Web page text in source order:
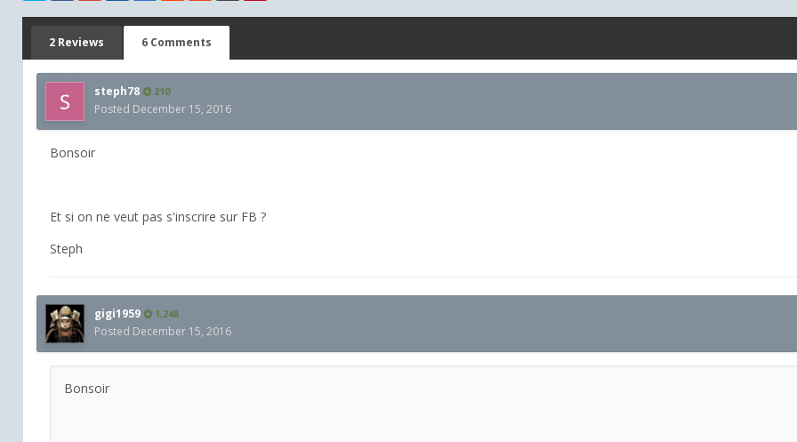
2 Reviews 6 Comments
steph78 210
Posted December 15, 2016
Bonsoir
Et si on ne veut pas s'inscrire sur FB ?
Steph
gigi1959 1,248
Posted December 15, 2016
Bonsoir